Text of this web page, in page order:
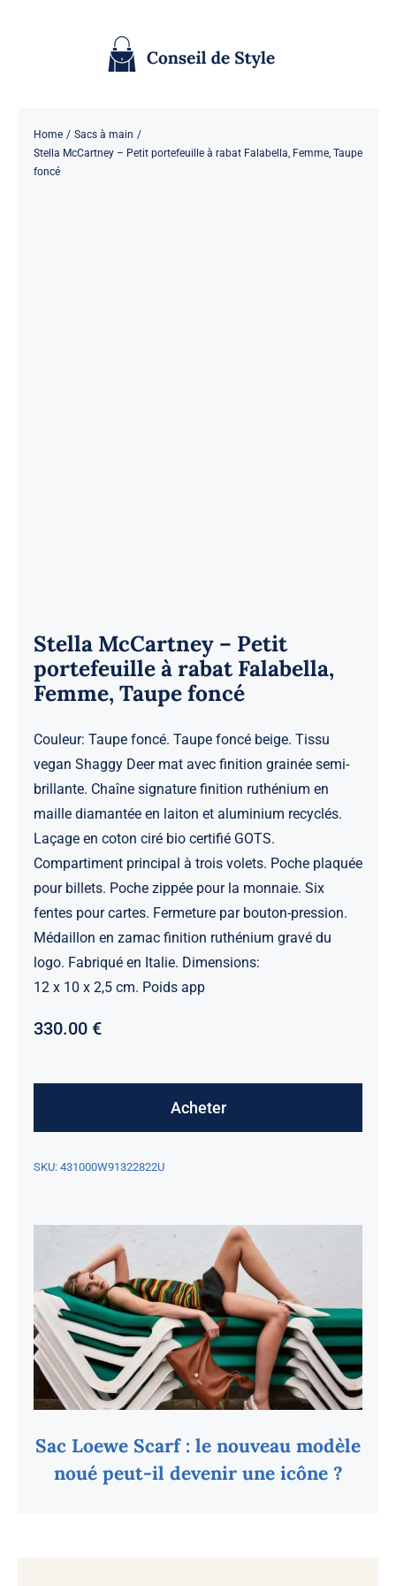
Home
Sacs à main
Stella McCartney – Petit portefeuille à rabat Falabella, Femme, Taupe
foncé
Stella McCartney – Petit
portefeuille à rabat Falabella,
Femme, Taupe foncé
Couleur: Taupe foncé. Taupe foncé beige. Tissu
vegan Shaggy Deer mat avec finition grainée semi-
brillante. Chaîne signature finition ruthénium en
maille diamantée en laiton et aluminium recyclés.
Laçage en coton ciré bio certifié GOTS.
Compartiment principal à trois volets. Poche plaquée
pour billets. Poche zippée pour la monnaie. Six
fentes pour cartes. Fermeture par bouton-pression.
Médaillon en zamac finition ruthénium gravé du
logo. Fabriqué en Italie. Dimensions:
12 x 10 x 2,5 cm. Poids app
330.00 €
Acheter
SKU: 431000W91322822U
Sac Loewe Scarf : le nouveau modèle
noué peut-il devenir une icône ?